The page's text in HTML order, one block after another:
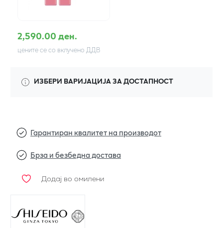
2,590.00 ден.
цените се со вклучено ДДВ
ИЗБЕРИ ВАРИЈАЦИЈА ЗА ДОСТАПНОСТ
Гарантиран квалитет на производот
Брза и безбедна достава
Додај во омилени